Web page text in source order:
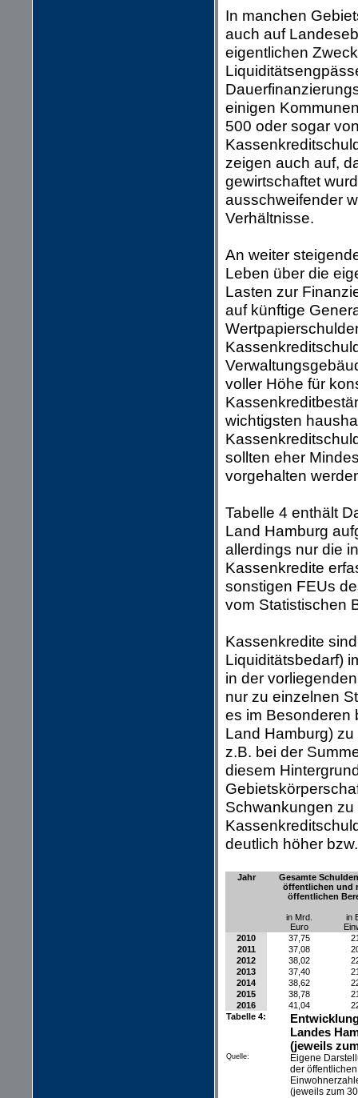
In manchen
auch auf
eigentlichen
einigen
500 oder sogar
zeigen auch auf,
gewirtschaftet
ausschweifender
Verhältnisse.
An weiter
Leben über die
Lasten zur
auf künftige
voller Höhe für
wichtigsten
sollten eher
vorgehalten
Tabelle 4 enthält
Land Hamburg
allerdings nur die
Kassenkredite
sonstigen FEUs
vom Statistischen
Kassenkredite
Liquiditätsbedarf)
in der
nur zu einzelnen
es im Besonderen
Land Hamburg)
z.B. bei der
diesem
Schwankungen
deutlich höher
Jahr
Gesamte
öffentlichen und
öffentlichen
in Mrd.
Euro
in
2010
37,75
2011
37,08
2012
38,02
2013
37,40
2014
38,62
2015
38,78
2016
41,04
Tabelle 4:
Landes
(jeweils
Quelle:
Eigene
der
(jeweils zum